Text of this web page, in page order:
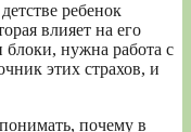
ребенок
влияет на его
нужна работа с
этих страхов, и
почему в